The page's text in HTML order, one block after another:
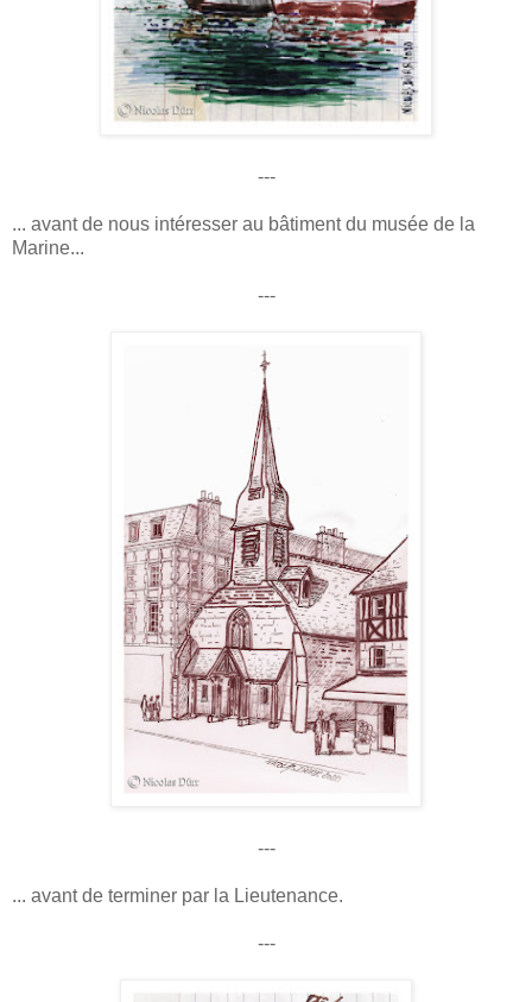
---
... avant de nous intéresser au bâtiment du musée de la
Marine...
---
---
... avant de terminer par la Lieutenance.
---